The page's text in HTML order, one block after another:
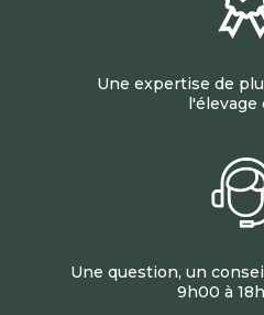
Une expertise de
l'élevage
Une question, un
9h00 à